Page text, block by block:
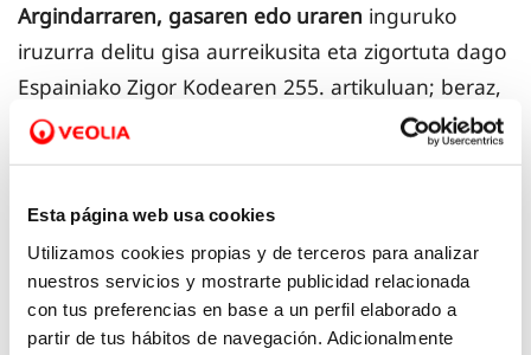
Esta página web usa cookies
Utilizamos cookies propias y de terceros para analizar
nuestros servicios y mostrarte publicidad relacionada
con tus preferencias en base a un perfil elaborado a
partir de tus hábitos de navegación. Adicionalmente
Argindarraren, gasaren edo uraren inguruko
iruzurra delitu gisa aurreikusita eta zigortuta dago
Espainiako Zigor Kodearen 255. artikuluan; beraz,
agintari judizialen aurrean sala daiteke.
prezioa garestitzen dute kontsumitzaile
guztientzat.
Hornidura-enpresak auzitara jo dezake, hornidura-